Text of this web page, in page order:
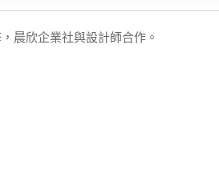
晨欣企業社與設計師合作。